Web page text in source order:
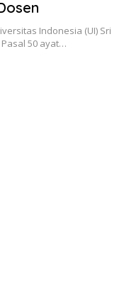
Indonesia (UI) Sri
50 ayat…